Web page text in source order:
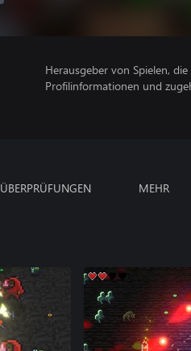
Herausgeber von Spielen,
Profilinformationen und
ÜBERPRÜFUNGEN MEHR